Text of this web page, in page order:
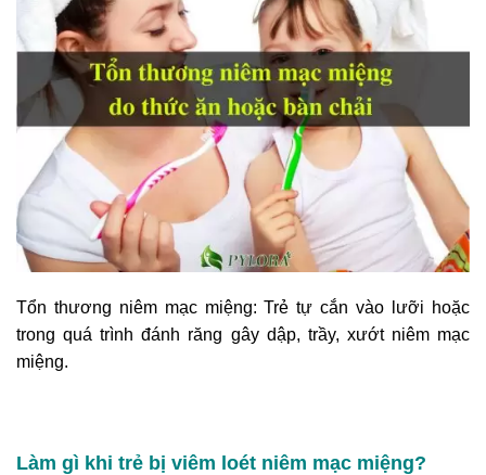
Tổn thương niêm mạc miệng: Trẻ tự cắn vào lưỡi hoặc
trong quá trình đánh răng gây dập, trầy, xướt niêm mạc
miệng.
Làm gì khi trẻ bị viêm loét niêm mạc miệng?